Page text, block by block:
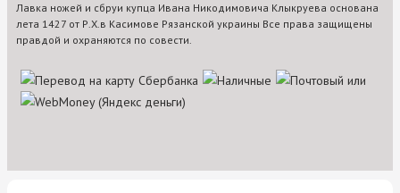
Лавка ножей и сбруи купца Ивана Никодимовича Клыкруева основана
лета 1427 от Р.Х.в Касимове Рязанской украины Все права защищены
правдой и охраняются по совести.